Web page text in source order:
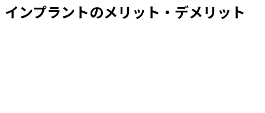
インプラントのメリット・デメリット